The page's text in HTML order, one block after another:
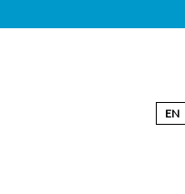
EN